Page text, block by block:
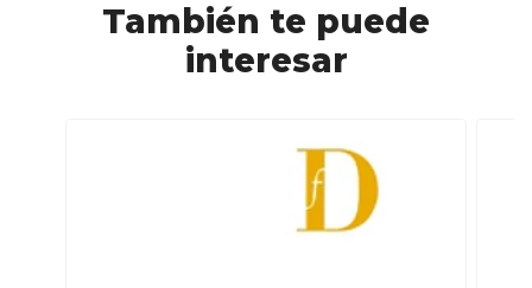
También te puede
interesar